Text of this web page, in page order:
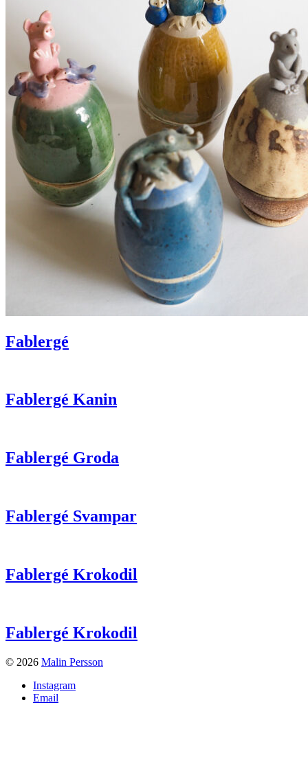
Fablergé
Fablergé Kanin
Fablergé Groda
Fablergé Svampar
Fablergé Krokodil
Fablergé Krokodil
© 2026 Malin Persson
Instagram
Email